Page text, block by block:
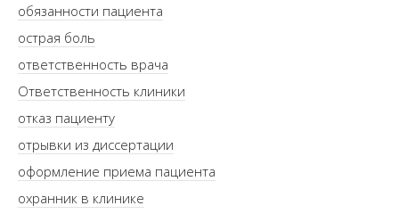
обязанности пациента
острая боль
ответственность врача
Ответственность клиники
отказ пациенту
отрывки из диссертации
оформление приема пациента
охранник в клинике